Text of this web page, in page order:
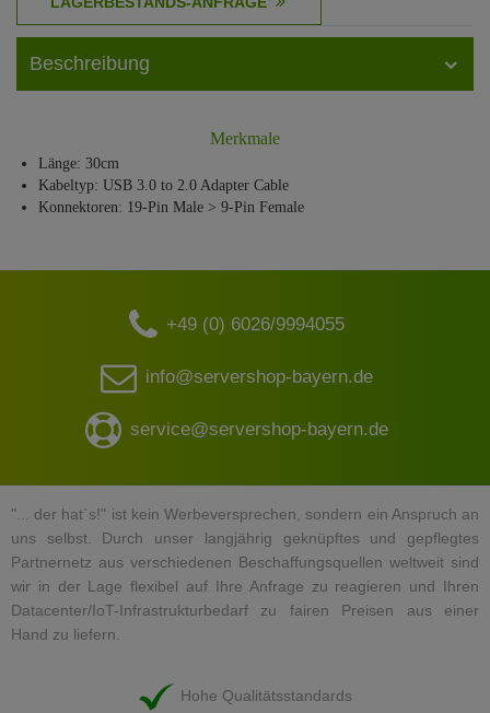
Beschreibung
Merkmale
Länge: 30cm
Kabeltyp: USB 3.0 to 2.0 Adapter Cable
Konnektoren: 19-Pin Male > 9-Pin Female
+49 (0) 6026/9994055
info@servershop-bayern.de
service@servershop-bayern.de
"... der hat`s!" ist kein Werbeversprechen, sondern ein Anspruch an
uns selbst. Durch unser langjährig geknüpftes und gepflegtes
Partnernetz aus verschiedenen Beschaffungsquellen weltweit sind
wir in der Lage flexibel auf Ihre Anfrage zu reagieren und Ihren
Datacenter/IoT-Infrastrukturbedarf zu fairen Preisen aus einer
Hand zu liefern.
Hohe Qualitätsstandards